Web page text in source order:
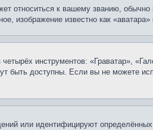
относиться к вашему званию,
изображение известно как
инструментов: «Граватар»,
быть доступны. Если вы не можете
или идентифицируют